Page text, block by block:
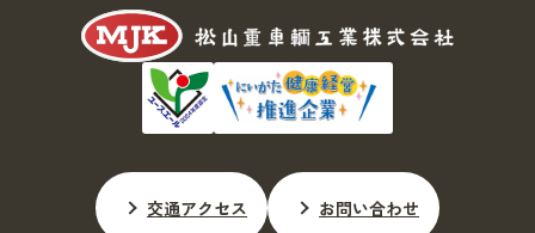
交通アクセス お問い合わせ